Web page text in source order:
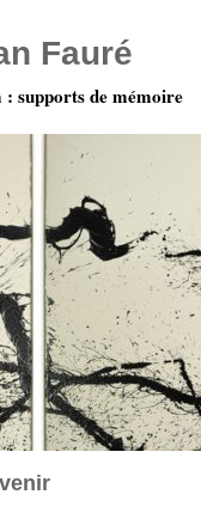
Fauré
supports de mémoire